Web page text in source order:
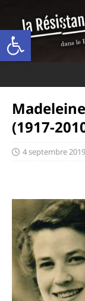
Ouvrir la barre d’outils
(1917-
4 septembre 2019